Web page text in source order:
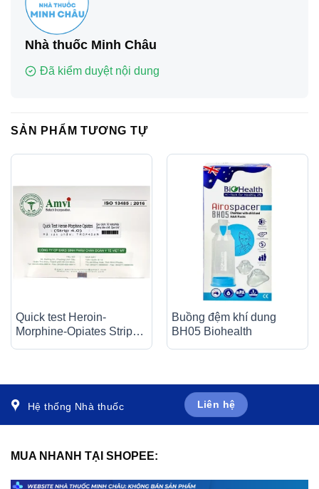
Nhà thuốc Minh Châu
Đã kiểm duyệt nội dung
SẢN PHẨM TƯƠNG TỰ
Quick test Heroin-
Morphine-Opiates Strip
Buồng đệm khí dung
BH05 Biohealth
Hệ thống Nhà thuốc Liên hệ
MUA NHANH TẠI SHOPEE: